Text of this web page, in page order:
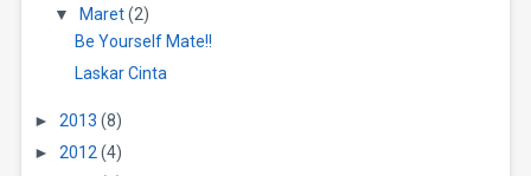
▼
Maret (2)
Be Yourself Mate!!
Laskar Cinta
► 2013 (8)
► 2012 (4)